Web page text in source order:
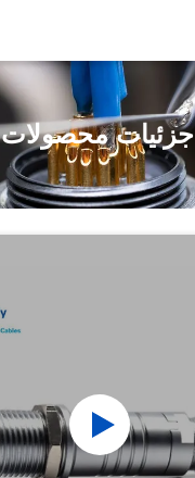
جزئیات محصولات